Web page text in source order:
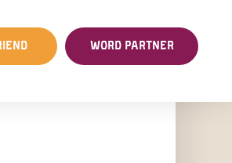
WORD PARTNER